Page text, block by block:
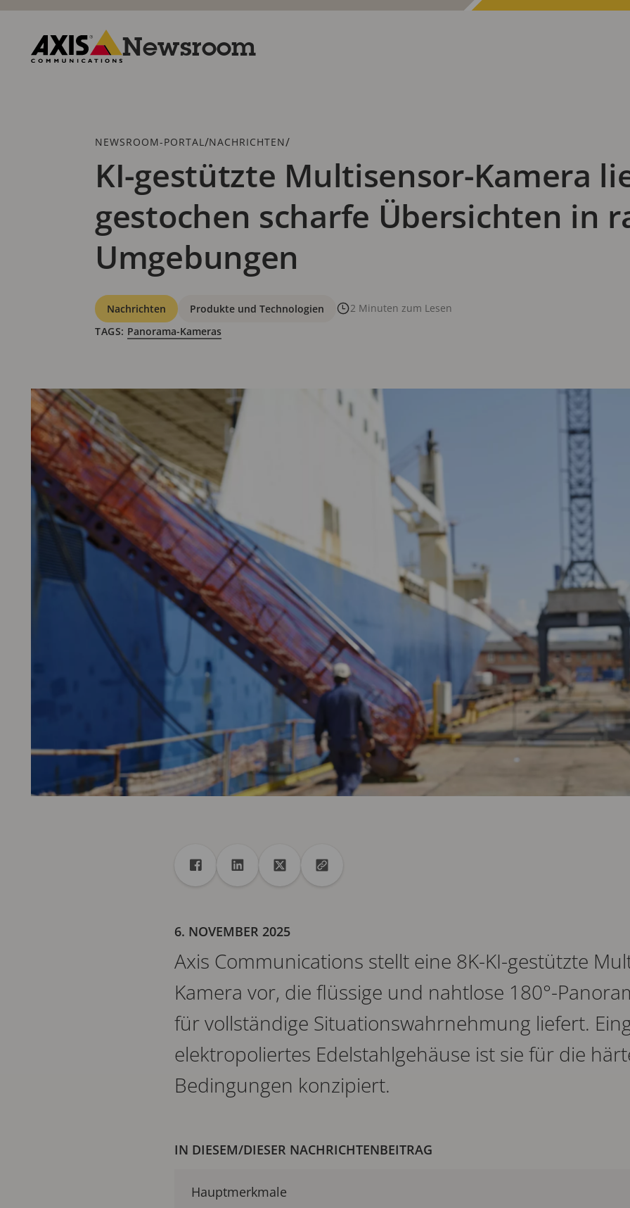
Zum
springen
Newsroom
Breadcrumb
NEWSROOM-PORTAL /NACHRICHTEN/
KI-gestützte Multisensor-Kamera
gestochen scharfe Übersichten in
Umgebungen
Kategorien
Nachrichten Produkte und Technologien
2 Minuten zum Lesen
TAGS: Panorama-Kameras
Freigabe
Teilen auf Facebook
Teilen auf Linkedin
Teilen auf XURL in die Zwischenablage kopieren
6. NOVEMBER 2025
Axis Communications stellt eine 8K-KI-gestützte
Kamera vor, die flüssige und nahtlose 180°-
für vollständige Situationswahrnehmung liefert.
elektropoliertes Edelstahlgehäuse ist sie für die
Bedingungen konzipiert.
IN DIESEM/DIESER NACHRICHTENBEITRAG
Hauptmerkmale